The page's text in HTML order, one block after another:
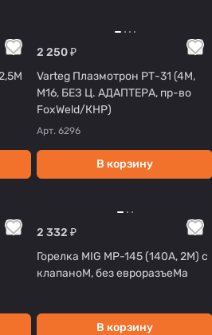
2 250 ₽
Varteg Плазмотрон РТ-31 (4М,
М16, БЕЗ Ц. АДАПТЕРА, пр-во
FoxWeld/КНР)
Арт. 6296
В корзину
2 332 ₽
Горелка MIG MP-145 (140А, 2М) с
клапаноМ, без евроразъеМа
В корзину